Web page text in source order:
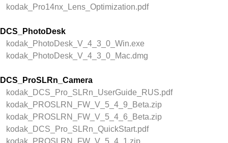
kodak_Pro14nx_Lens_Optimization.pdf
DCS_PhotoDesk
kodak_PhotoDesk_V_4_3_0_Win.exe
kodak_PhotoDesk_V_4_3_0_Mac.dmg
DCS_ProSLRn_Camera
kodak_DCS_Pro_SLRn_UserGuide_RUS.pdf
kodak_PROSLRN_FW_V_5_4_9_Beta.zip
kodak_PROSLRN_FW_V_5_4_6_Beta.zip
kodak_DCS_Pro_SLRn_QuickStart.pdf